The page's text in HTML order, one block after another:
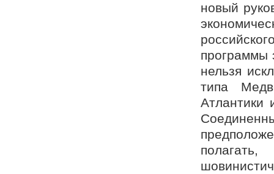
новый
программы
нельзя
типа
Атлантики